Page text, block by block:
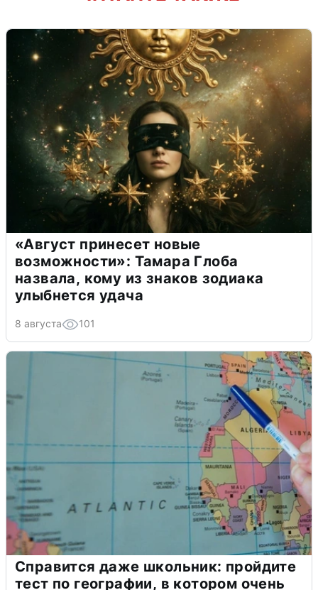
«Август принесет новые
возможности»: Тамара Глоба
назвала, кому из знаков зодиака
улыбнется удача
8 августа 101
Справится даже школьник: пройдите
тест по географии, в котором очень